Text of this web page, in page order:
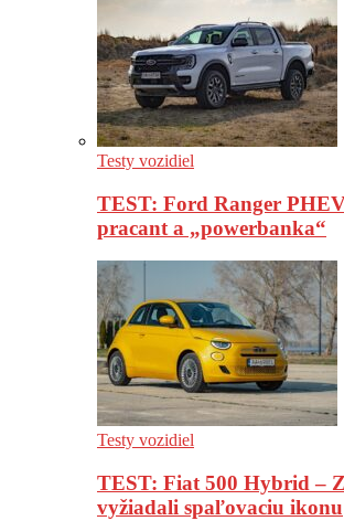
Testy vozidiel
TEST: Ford Ranger
pracant a „powerbanka“
Testy vozidiel
TEST: Fiat 500 Hybrid –
vyžiadali spaľovaciu ikonu